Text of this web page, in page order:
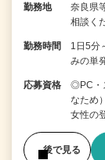
勤務地
奈良県
相談く
勤務時間
1日5分
みの単
応募資格
◎PC・
なため
女性の
後で見る